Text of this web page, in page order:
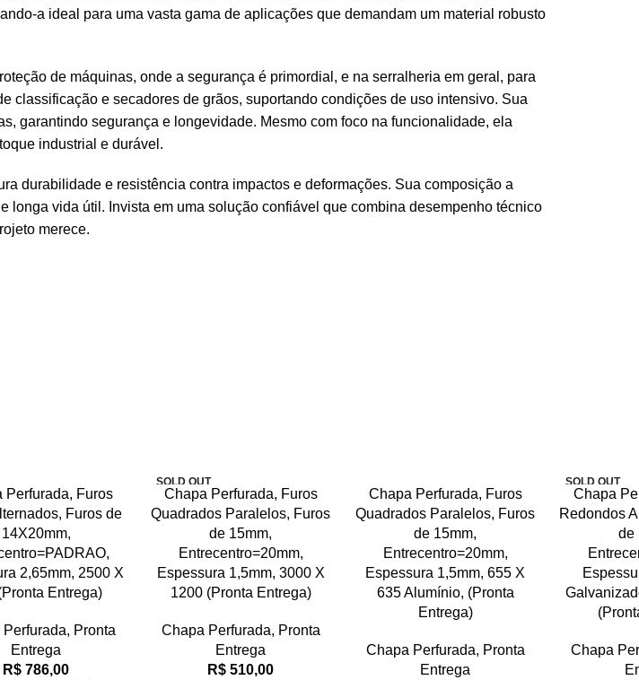
a ideal para uma vasta gama de aplicações que demandam um material robusto
de máquinas, onde a segurança é primordial, e na serralheria em geral, para
classificação e secadores de grãos, suportando condições de uso intensivo. Sua
garantindo segurança e longevidade. Mesmo com foco na funcionalidade, ela
industrial e durável.
durabilidade e resistência contra impactos e deformações. Sua composição a
vida útil. Invista em uma solução confiável que combina desempenho técnico
merece.
Perfurada, Furos
Furos de
14X20mm,
2,65mm, 2500 X
Entrega)
, Pronta
Entrega
R$ 786,00
SOLD OUT
Chapa Perfurada, Furos
Quadrados Paralelos, Furos
de 15mm,
Entrecentro=20mm,
Espessura 1,5mm, 3000 X
1200 (Pronta Entrega)
Chapa Perfurada, Pronta
Entrega
R$ 510,00
Chapa Perfurada, Furos
Quadrados Paralelos, Furos
de 15mm,
Entrecentro=20mm,
Espessura 1,5mm, 655 X
635 Alumínio, (Pronta
Entrega)
Chapa Perfurada, Pronta
Entrega
SOLD OUT
Chapa
Redondos
de
Chapa